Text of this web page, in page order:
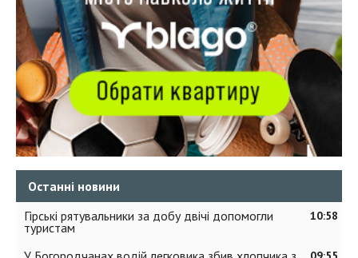
Останні новини
10:58
Гірські рятувальники за добу двічі допомогли
туристам